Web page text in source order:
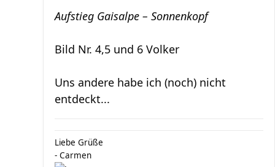
Aufstieg Gaisalpe – Sonnenkopf
Bild Nr. 4,5 und 6 Volker
Uns andere habe ich (noch) nicht
entdeckt...
Liebe Grüße
- Carmen